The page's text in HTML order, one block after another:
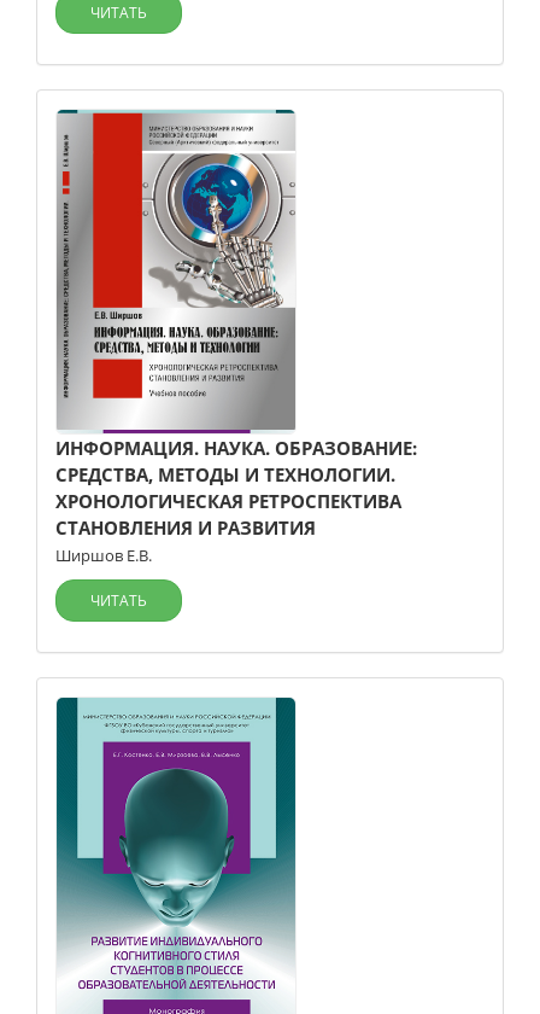
ЧИТАТЬ
ИНФОРМАЦИЯ. НАУКА. ОБРАЗОВАНИЕ:
СРЕДСТВА, МЕТОДЫ И ТЕХНОЛОГИИ.
ХРОНОЛОГИЧЕСКАЯ РЕТРОСПЕКТИВА
СТАНОВЛЕНИЯ И РАЗВИТИЯ
Ширшов Е.В.
ЧИТАТЬ